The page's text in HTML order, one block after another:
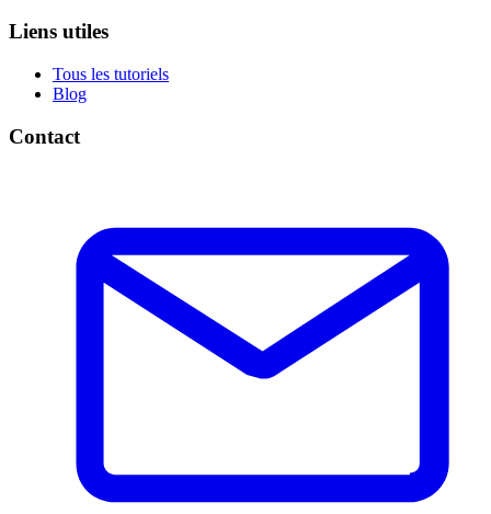
Liens utiles
Tous les tutoriels
Blog
Contact